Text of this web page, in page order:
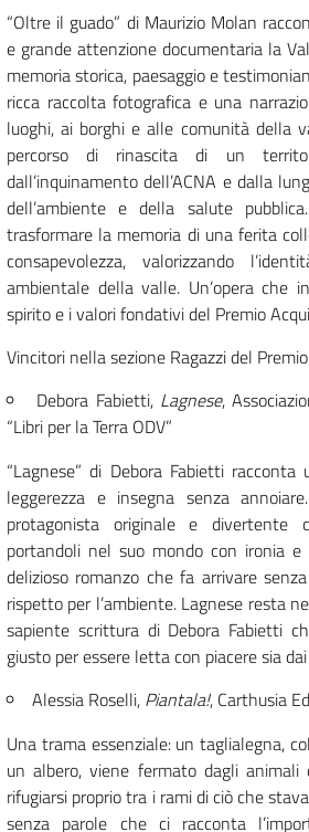
“Oltre il guado” di Maurizio Molan
e grande attenzione documentaria la
memoria storica, paesaggio e
ricca raccolta fotografica e una
luoghi, ai borghi e alle comunità della
percorso di rinascita di un
dall’inquinamento dell’ACNA e dalla
dell’ambiente e della salute
trasformare la memoria di una ferita
consapevolezza, valorizzando
ambientale della valle. Un’opera che
spirito e i valori fondativi del Premio
Vincitori nella sezione Ragazzi del
Debora Fabietti, Lagnese,
“Libri per la Terra ODV”
“Lagnese” di Debora Fabietti
leggerezza e insegna senza
protagonista originale e
portandoli nel suo mondo con ironia e
delizioso romanzo che fa arrivare
rispetto per l’ambiente. Lagnese resta
sapiente scrittura di Debora Fabietti
giusto per essere letta con piacere sia
Alessia Roselli, Piantala!, Carthusia
Una trama essenziale: un taglialegna,
un albero, viene fermato dagli
rifugiarsi proprio tra i rami di ciò che
senza parole che ci racconta